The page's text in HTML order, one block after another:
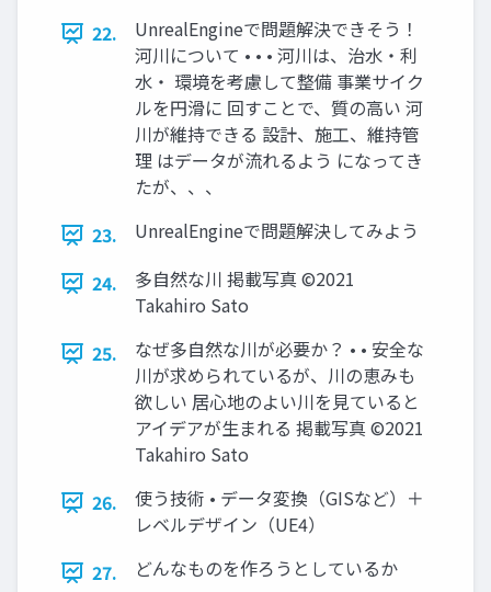
22.
UnrealEngineで問題解決できそう！
河川について • • • 河川は、治水・利
水・ 環境を考慮して整備 事業サイク
ルを円滑に 回すことで、質の高い 河
川が維持できる 設計、施工、維持管
理 はデータが流れるよう になってき
たが、、、
23.
UnrealEngineで問題解決してみよう
24.
多自然な川 掲載写真 ©2021
Takahiro Sato
25.
なぜ多自然な川が必要か？ • • 安全な
川が求められているが、川の恵みも
欲しい 居心地のよい川を見ていると
アイデアが生まれる 掲載写真 ©2021
Takahiro Sato
26.
使う技術 • データ変換（GISなど）＋
レベルデザイン（UE4）
27.
どんなものを作ろうとしているか